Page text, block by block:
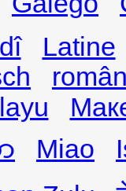
Latine
Miao